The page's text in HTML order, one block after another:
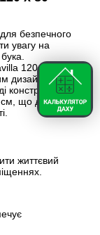
безпечного
увагу на
120 х 80
дизайном,
конструкція
см, що дозволяє
життєвий